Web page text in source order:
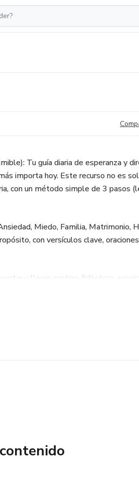
Tu guía diaria de esperanza y
importa hoy. Este recurso no es
con un método simple de 3 pasos
Miedo, Familia, Matrimonio,
con versículos clave,
y llevar contigo (billetera, espejo,
tu fe durante el día.